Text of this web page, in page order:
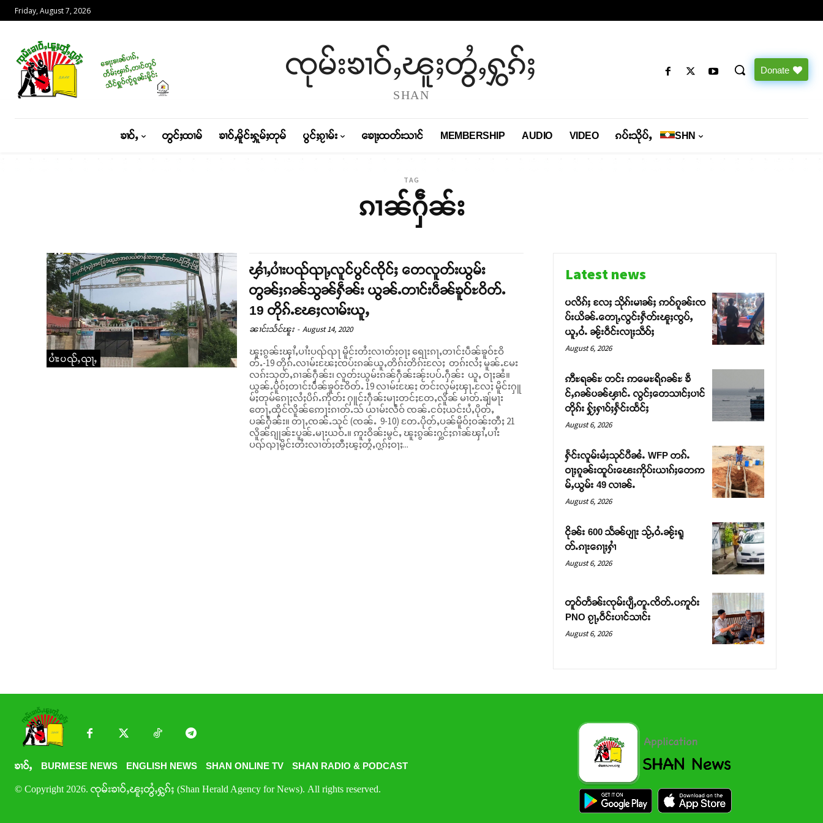
Friday, August 7, 2026
ၸုမ်းၶၢဝ်ႇၽူႈတွႆႇႁွၵ်ႈ
SHAN
Donate
ၶၢဝ်ႇ တွင်ႈထၢမ် ၶၢဝ်ႇမိူင်းႁူမ်ႈတုမ် ပွင်ႈၵႂၢမ်း ၶေႃႈထတ်းသၢင် MEMBERSHIP AUDIO VIDEO ၵပ်းသိုပ်ႇ SHN
TAG
ၵၢၼ်ႁဵၼ်း
ပၢႆးပၺ်ႇၺႃႇ
ၾၢႆႇပၢႆးပၺ်ၺႃႇလူင်ပွင်ၸိုင်ႈ တေလူတ်းယွမ်း
တွၼ်ႈၵၼ်သွၼ်ႁဵၼ်း ယွၼ်ႉတၢင်းပဵၼ်ၶူဝ်ႊဝိတ်ႉ
19 တိုၵ်ႉၽႄႈလၢမ်းယူႇ
ၼၢင်းသႅင်ၽူး - August 14, 2020
ၽူႈၵွၼ်းၾၢႆႇပၢႆးပၺ်ၺႃ မိူင်းတႆးလၢတ်ႈဝႃႈ ရေႃးၵႃႇတၢင်းပဵၼ်ၶူဝ်ႊဝိ
တ်ႉ-19 တိုၵ်ႉလၢမ်းၽႄႈၸပ်းၵၼ်ယူႇတိၵ်းတိၵ်းလႄႈ တၵ်းလႆႈ မူၼ်ႉမႄး
လၵ်းသုတ်ႇၵၢၼ်ႁဵၼ်း၊ လူတ်းယွမ်းၵၼ်ႁဵၼ်းၼႂ်းပပ်ႉႁဵၼ်း ယူႇ ဝႃႈၼႆ။
ယွၼ်ႉပိူဝ်ႈတၢင်းပဵၼ်ၶူဝ်ႊဝိတ်ႉ 19 လၢမ်းၽႄႈ တင်းလုမ်ႈၾႃႉလႄႈ မိူင်းႁူ
မ်ႈတုမ်ၵေႃႈလႆႈပိၵ်ႉဢိုတ်း ႁူင်းႁဵၼ်းမႃးတင်ႈတႄႇလိူၼ် မၢတ်ႉၶျ်မႃး
တေႃႇထိုင်လိူၼ်ဢေႃးၵၢတ်ႉသ် ယၢမ်းလဵဝ် ၸၼ်ႉငဝ်ႈယင်းပႆႇပိုတ်ႇ
ပၼ်ႁဵၼ်း။ တႃႇၸၼ်ႉသုင် (ၸၼ်ႉ 9-10) တႄႉပိုတ်ႇပၼ်မိူဝ်ႈဝၼ်းတီႈ 21
လိူၼ်ၵျုၼ်ႊပူၼ်ႉမႃးယဝ်ႉ။ ဢူးဝိၼ်းမွင်ႇ ၽူႈၵွၼ်းႁွင်ႈၵၢၼ်ၾၢႆႇပၢႆး
ပၺ်ၺႃမိူင်းတႆးလၢတ်ႈတီႈၽူႈတွႆႇႁွၵ်ႈဝႃႈ...
Latest news
ပလိၵ်ႈ လႄႈ သိုၵ်းမၢၼ်ႈ ဢဝ်ၵူၼ်းၸ
ပ်းယိၼ်ႉတေႃႇလွင်းႁဵတ်းၽူႈၸွပ်ႇ
ယူႇဝႆႉ ၼႂ်းဝဵင်းလႃႈသဵဝ်ႈ
August 6, 2026
ဢီႊရၼ်ႊ တင်း ဢမေႊရိၵၼ်ႊ ၶဵ
င်ႇၵၼ်ပၼ်ၾၢင်ႉ လွင်ႈတေသၢင်ႈပၢင်
တိုၵ်း ႁႂ်ႈႁၢဝ်ႈႁႅင်းထႅင်ႈ
August 6, 2026
ႁႅင်းလူမ်းမႆႈသုင်ပီၼႆႉ WFP တၵ်ႉ
ဝႃႈၵူၼ်းထူပ်းၽေးဢိုပ်းယၢၵ်ႈတေဢ
မ်ႇယွမ်း 49 လၢၼ်ႉ
August 6, 2026
ငိုၼ်း 600 သႅၼ်ပျႃး သႂ်ႇဝႆႉၼႂ်းရူ
တ်ႉၵႃးၵေႃႈႁၢႆ
August 6, 2026
တူဝ်တႅၼ်းၸုမ်းပျီႇတူႉၸိတ်ႉပဢူဝ်း
PNO ၵႂႃႇဝဵင်းပၢင်သၢင်း
August 6, 2026
ၶၢဝ်ႇ BURMESE NEWS ENGLISH NEWS SHAN ONLINE TV SHAN RADIO & PODCAST
© Copyright 2026. ၸုမ်းၶၢဝ်ႇၽူႈတွႆႇႁွၵ်ႈ (Shan Herald Agency for News). All rights reserved.